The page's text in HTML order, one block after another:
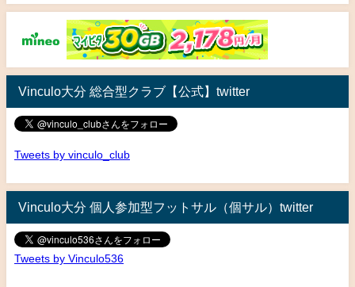
Vinculo大分 総合型クラブ【公式】twitter
Tweets by vinculo_club
Vinculo大分 個人参加型フットサル（個サル）twitter
Tweets by Vinculo536